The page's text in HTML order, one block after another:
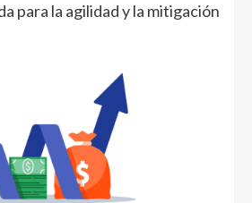
para la agilidad y la mitigación